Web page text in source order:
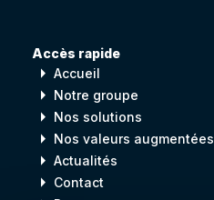
Accès rapide
arrow_right Accueil
arrow_right Notre groupe
arrow_right Nos solutions
arrow_right Nos valeurs augmentées
arrow_right Actualités
arrow_right Contact